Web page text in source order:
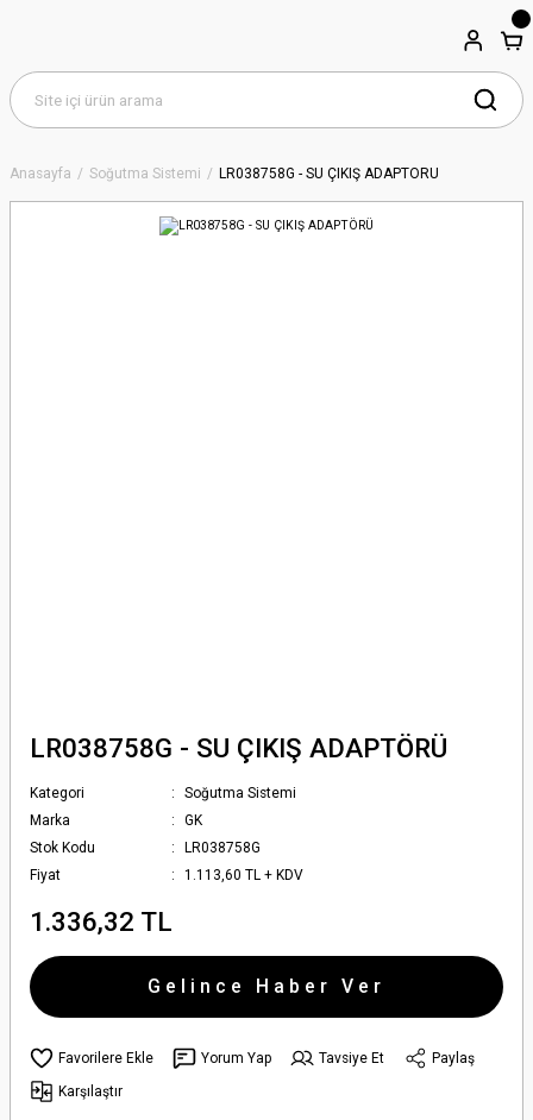
Anasayfa Soğutma Sistemi LR038758G - SU ÇIKIŞ ADAPTÖRÜ
LR038758G - SU ÇIKIŞ ADAPTÖRÜ
Kategori
Soğutma Sistemi
Marka
GK
Stok Kodu
LR038758G
Fiyat
1.113,60 TL + KDV
1.336,32 TL
Gelince Haber Ver
Yorum Yap Tavsiye Et
Paylaş
Karşılaştır